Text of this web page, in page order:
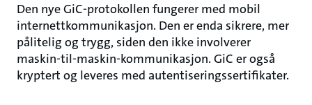
Den nye GiC-protokollen fungerer med mobil
internettkommunikasjon. Den er enda sikrere, mer
pålitelig og trygg, siden den ikke involverer
maskin-til-maskin-kommunikasjon. GiC er også
kryptert og leveres med autentiseringssertifikater.